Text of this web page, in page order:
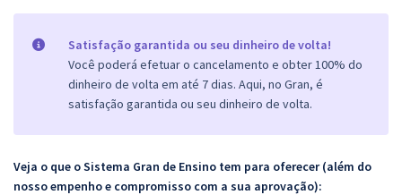
Satisfação garantida ou seu dinheiro de volta!
Você poderá efetuar o cancelamento e obter 100% do
dinheiro de volta em até 7 dias. Aqui, no Gran, é
satisfação garantida ou seu dinheiro de volta.
Veja o que o Sistema Gran de Ensino tem para oferecer (além do
nosso empenho e compromisso com a sua aprovação):